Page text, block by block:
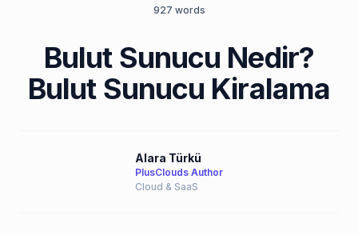
927 words
Bulut Sunucu Nedir?
Bulut Sunucu Kiralama
Alara Türkü
PlusClouds Author
Cloud & SaaS